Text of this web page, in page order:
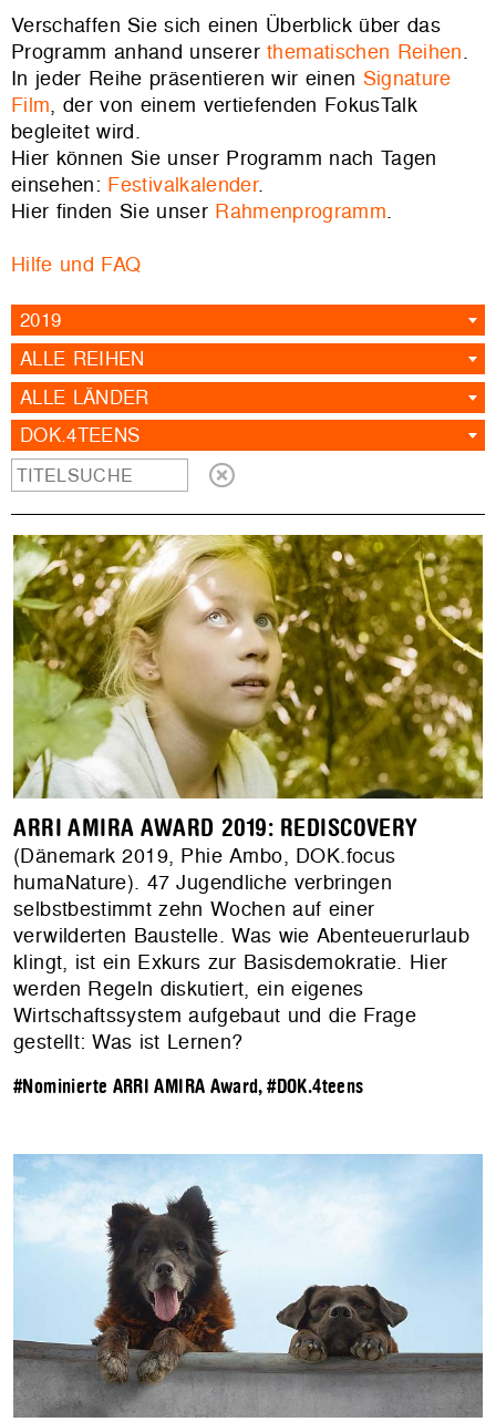
Verschaffen Sie sich einen Überblick über das
Programm anhand unsererthematischen Reihen.
In jeder Reihe präsentieren wir einen Signature
Film, der von einem vertiefenden FokusTalk
begleitet wird.
Hier können Sie unser Programm nach Tagen
einsehen: Festivalkalender.
Hier finden Sie unser Rahmenprogramm.
Hilfe und FAQ
2019
ALLE REIHEN
ALLE LÄNDER
DOK.4TEENS
ARRI AMIRA AWARD 2019: REDISCOVERY
(Dänemark 2019, Phie Ambo, DOK.focus
humaNature). 47 Jugendliche verbringen
selbstbestimmt zehn Wochen auf einer
verwilderten Baustelle. Was wie Abenteuerurlaub
klingt, ist ein Exkurs zur Basisdemokratie. Hier
werden Regeln diskutiert, ein eigenes
Wirtschaftssystem aufgebaut und die Frage
gestellt: Was ist Lernen?
#Nominierte ARRI AMIRA Award,#DOK.4teens